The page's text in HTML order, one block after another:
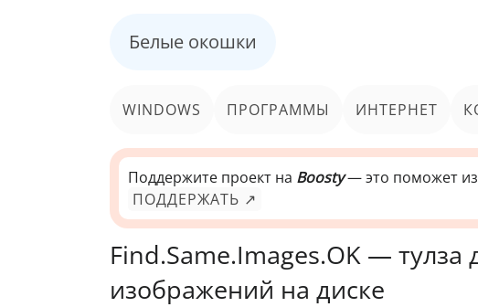
Белые окошки
WINDOWS ПРОГРАММЫ ИНТЕРНЕТ
Поддержите проект на Boosty— это поможет
ПОДДЕРЖАТЬ ↗
Find.Same.Images.OK — тулза
изображений на диске